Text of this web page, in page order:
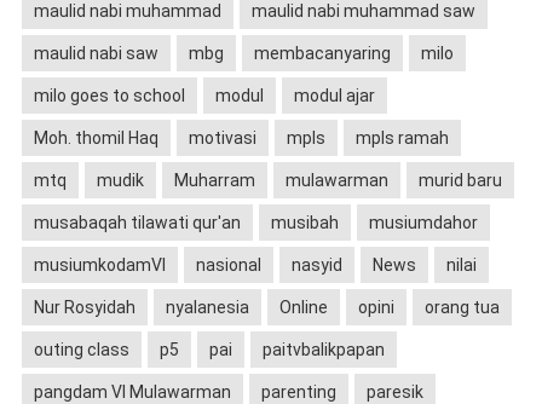
maulid nabi muhammad maulid nabi muhammad saw
maulid nabi saw mbg membacanyaring milo
milo goes to school modul modul ajar
Moh. thomil Haq motivasi mpls mpls ramah
mtq mudik Muharram mulawarman murid baru
musabaqah tilawati qur'an musibah musiumdahor
musiumkodamVI nasional nasyid News nilai
Nur Rosyidah nyalanesia Online opini orang tua
outing class p5 pai paitvbalikpapan
pangdam VI Mulawarman parenting paresik